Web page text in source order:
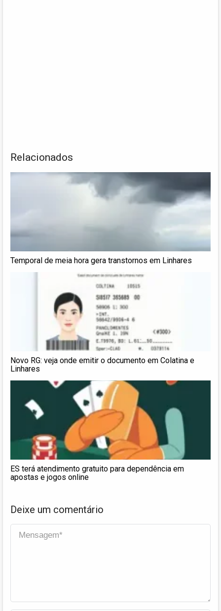
Relacionados
Temporal de meia hora gera transtornos em Linhares
Novo RG: veja onde emitir o documento em Colatina e
Linhares
ES terá atendimento gratuito para dependência em
apostas e jogos online
Deixe um comentário